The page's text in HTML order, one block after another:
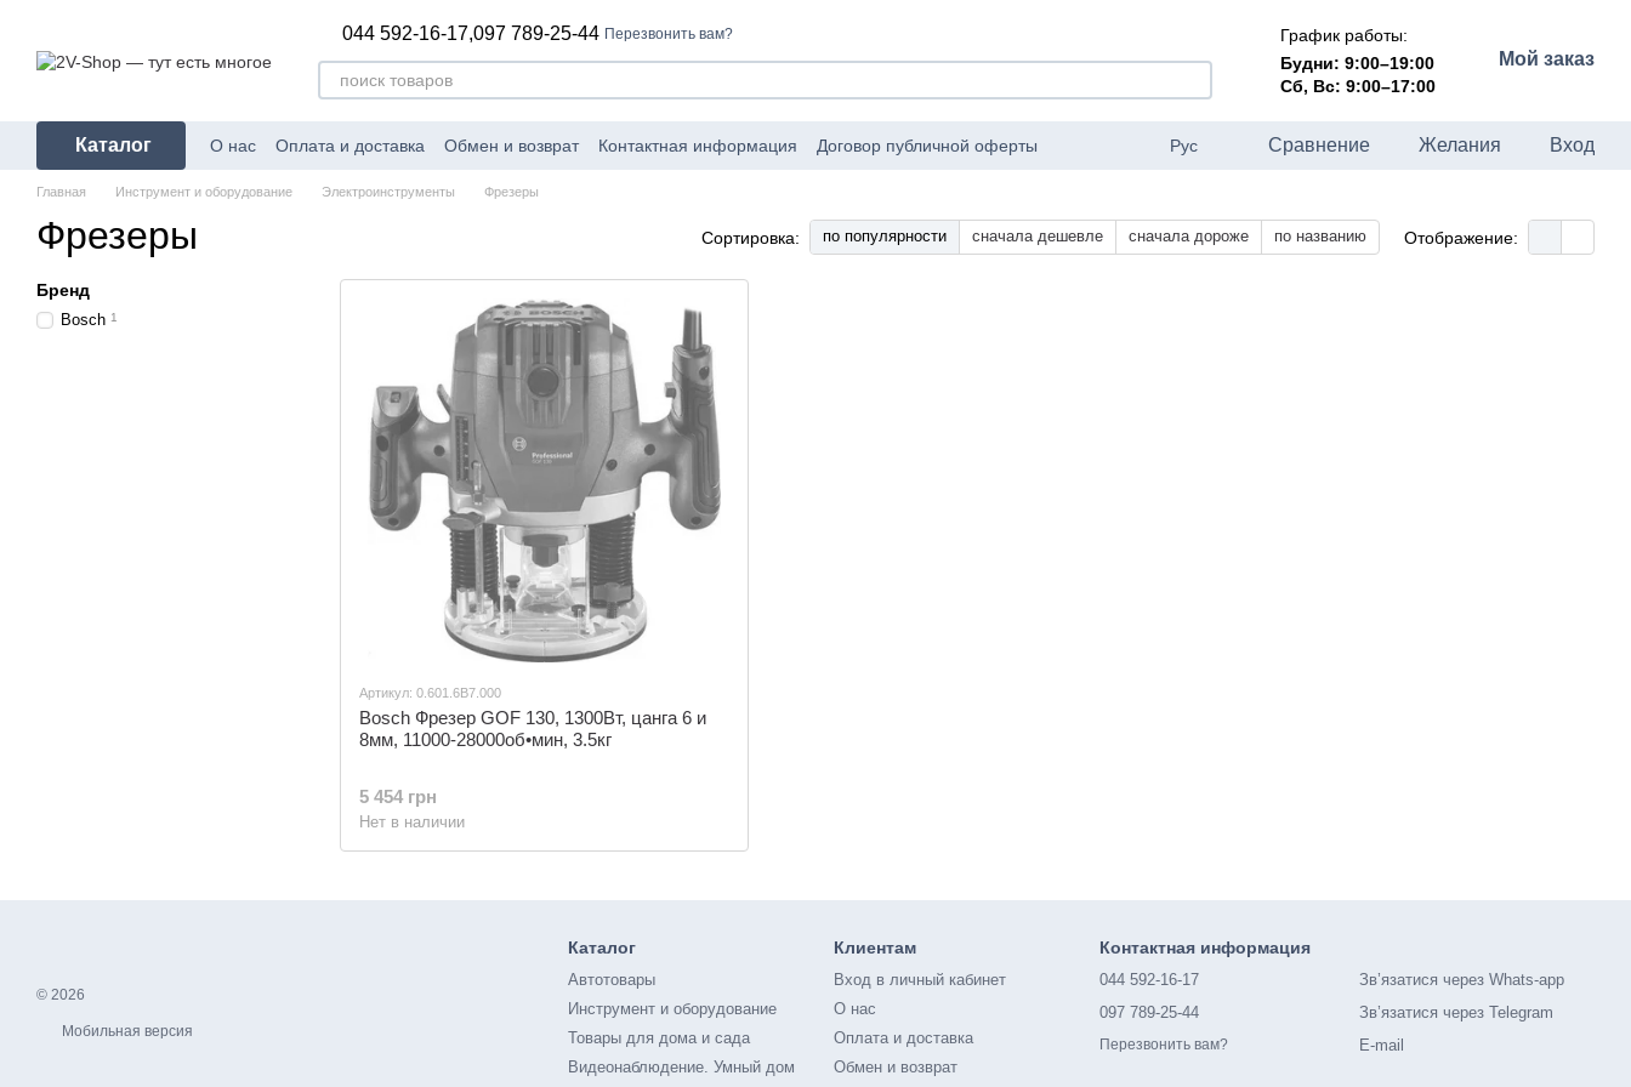
044 592-16-17,097 789-25-44 Перезвонить вам?
График работы:
Будни: 9:00–19:00
Сб, Вс: 9:00–17:00
Мой заказ
Каталог О нас Оплата и доставка Обмен и возврат Контактная информация Договор публичной оферты Рус Сравнение Желания Вход
Главная Инструмент и оборудование Электроинструменты Фрезеры
Фрезеры Сортировка: по популярности сначала дешевле сначала дороже по названию Отображение:
Артикул: 0.601.6B7.000
Bosch Фрезер GOF 130, 1300Вт, цанга 6 и
8мм, 11000-28000об•мин, 3.5кг
5 454 грн
Нет в наличии
Бренд
Bosch 1
© 2026
Мобильная версия
Каталог
Автотовары
Инструмент и оборудование
Товары для дома и сада
Видеонаблюдение. Умный дом
Клиентам
Вход в личный кабинет
О нас
Оплата и доставка
Обмен и возврат
Контактная информация
044 592-16-17
097 789-25-44
Перезвонить вам?
Зв’язатися через Whats-app
Зв’язатися через Telegram
E-mail